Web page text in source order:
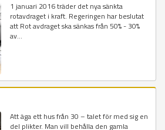
1 januari 2016 träder det nya sänkta
rotavdraget i kraft. Regeringen har beslutat
att Rot avdraget ska sänkas från 50% - 30%
av...
Att äga ett hus från 30 – talet för med sig en
del plikter. Man vill behålla den gamla